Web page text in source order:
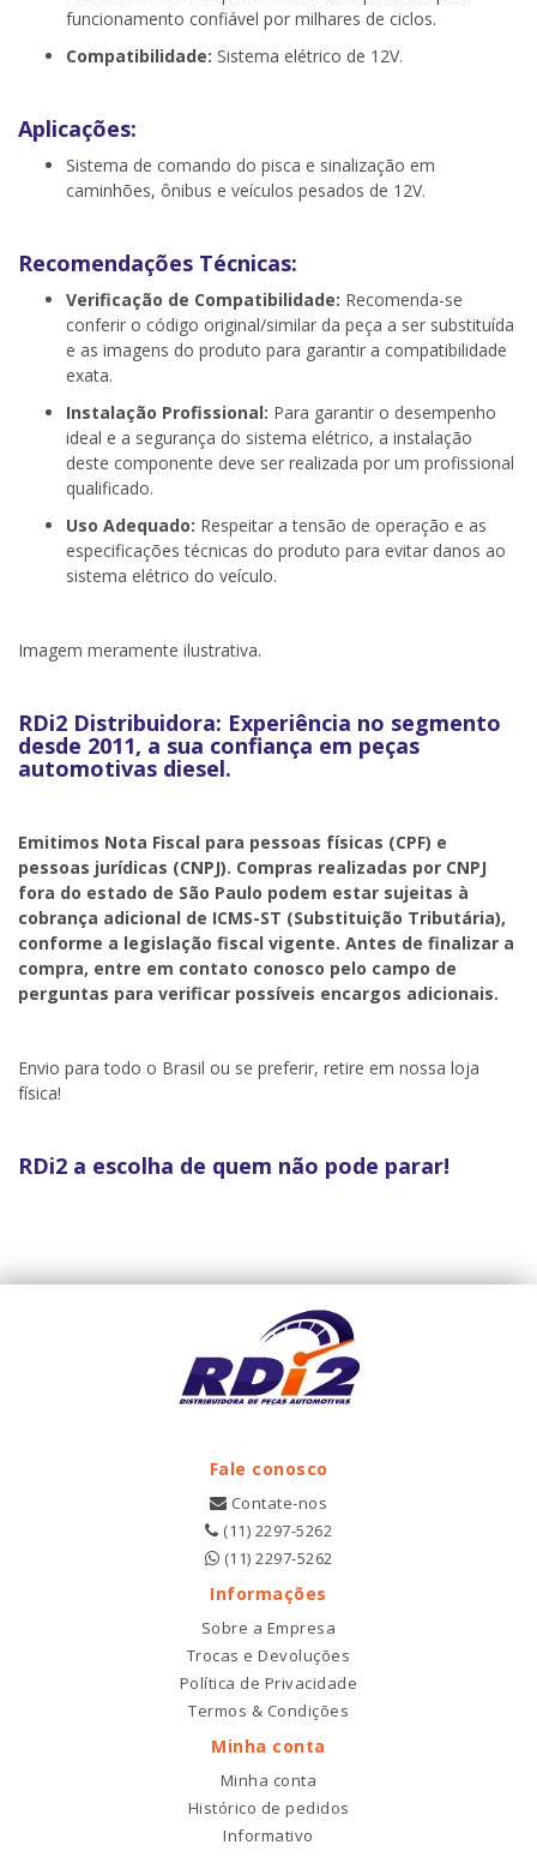
funcionamento confiável por milhares de ciclos.
Compatibilidade: Sistema elétrico de 12V.
Aplicações:
Sistema de comando do pisca e sinalização em
caminhões, ônibus e veículos pesados de 12V.
Recomendações Técnicas:
Verificação de Compatibilidade: Recomenda-se
conferir o código original/similar da peça a ser substituída
e as imagens do produto para garantir a compatibilidade
exata.
Instalação Profissional: Para garantir o desempenho
ideal e a segurança do sistema elétrico, a instalação
deste componente deve ser realizada por um profissional
qualificado.
Uso Adequado: Respeitar a tensão de operação e as
especificações técnicas do produto para evitar danos ao
sistema elétrico do veículo.
Imagem meramente ilustrativa.
RDi2 Distribuidora: Experiência no segmento
desde 2011, a sua confiança em peças
automotivas diesel.
Emitimos Nota Fiscal para pessoas físicas (CPF) e
pessoas jurídicas (CNPJ). Compras realizadas por CNPJ
fora do estado de São Paulo podem estar sujeitas à
cobrança adicional de ICMS-ST (Substituição Tributária),
conforme a legislação fiscal vigente. Antes de finalizar a
compra, entre em contato conosco pelo campo de
perguntas para verificar possíveis encargos adicionais.
Envio para todo o Brasil ou se preferir, retire em nossa loja
física!
RDi2 a escolha de quem não pode parar!
Fale conosco
Contate-nos
(11) 2297-5262
(11) 2297-5262
Informações
Sobre a Empresa
Trocas e Devoluções
Política de Privacidade
Termos & Condições
Minha conta
Minha conta
Histórico de pedidos
Informativo